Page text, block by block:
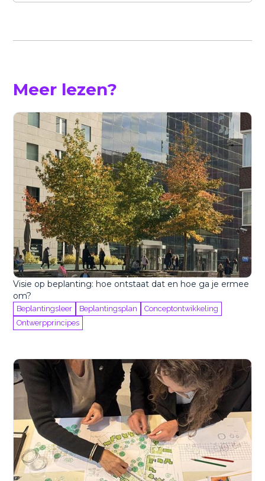
Meer lezen?
Visie op beplanting: hoe ontstaat dat en hoe ga je ermee
om?
Beplantingsleer Beplantingsplan
Conceptontwikkeling
Ontwerpprincipes